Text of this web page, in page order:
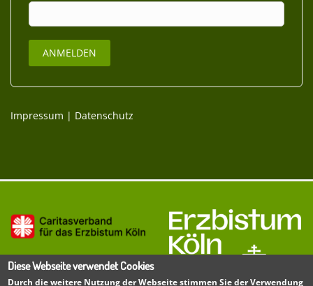
Impressum | Datenschutz
Diese Webseite verwendet Cookies
Durch die weitere Nutzung der Webseite stimmen Sie der Verwendung